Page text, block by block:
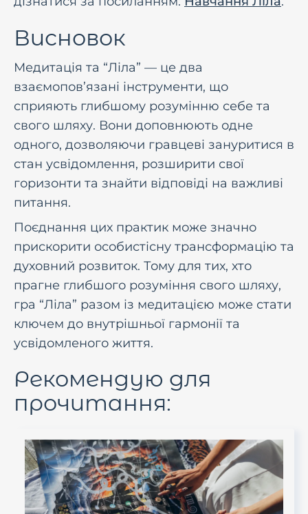
Висновок
Медитація та “Ліла” — це два
взаємопов’язані інструменти, що
сприяють глибшому розумінню себе та
свого шляху. Вони доповнюють одне
одного, дозволяючи гравцеві зануритися в
стан усвідомлення, розширити свої
горизонти та знайти відповіді на важливі
питання.
Поєднання цих практик може значно
прискорити особистісну трансформацію та
духовний розвиток. Тому для тих, хто
прагне глибшого розуміння свого шляху,
гра “Ліла” разом із медитацією може стати
ключем до внутрішньої гармонії та
усвідомленого життя.
Рекомендую для
прочитання: